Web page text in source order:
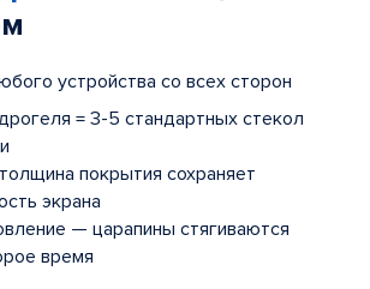
устройства со всех сторон
= 3-5 стандартных стекол
покрытия сохраняет
экрана
— царапины стягиваются
время